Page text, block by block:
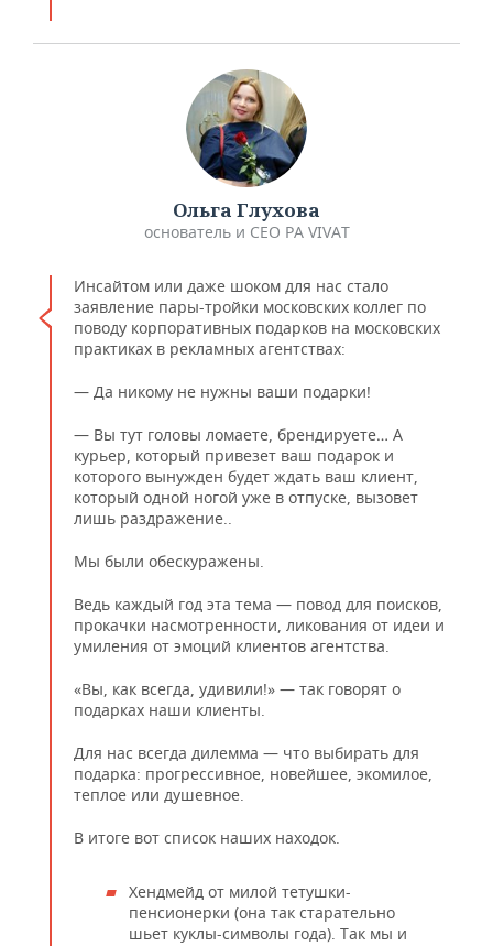
Ольга Глухова
основатель и CEO РА VIVAT
Инсайтом или даже шоком для нас стало
заявление пары-тройки московских коллег по
поводу корпоративных подарков на московских
практиках в рекламных агентствах:
— Да никому не нужны ваши подарки!
— Вы тут головы ломаете, брендируете… А
курьер, который привезет ваш подарок и
которого вынужден будет ждать ваш клиент,
который одной ногой уже в отпуске, вызовет
лишь раздражение..
Мы были обескуражены.
Ведь каждый год эта тема — повод для поисков,
прокачки насмотренности, ликования от идеи и
умиления от эмоций клиентов агентства.
«Вы, как всегда, удивили!» — так говорят о
подарках наши клиенты.
Для нас всегда дилемма — что выбирать для
подарка: прогрессивное, новейшее, экомилое,
теплое или душевное.
В итоге вот список наших находок.
Хендмейд от милой тетушки-
пенсионерки (она так старательно
шьет куклы-символы года). Так мы и